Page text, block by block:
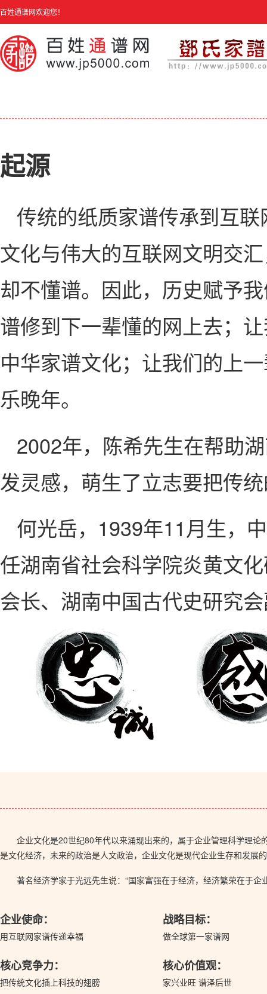
百姓通谱网欢迎您！
起源
传统的纸质家谱传承到互
文化与伟大的互联网文明交
却不懂谱。因此，历史赋予
谱修到下一辈懂的网上去；
中华家谱文化；让我们的上
乐晚年。
2002年，陈希先生在帮助
发灵感，萌生了立志要把传
何光岳，1939年11月生，
任湖南省社会科学院炎黄文
会长、湖南中国古代史研究
企业文化是20世纪80年代以来涌现出来的，属于企业管理科学理
是文化经济，未来的政治是人文政治，企业文化是现代企业生存和发展
著名经济学家于光远先生说：“国家富强在于经济，经济繁荣在于
企业使命：
用互联网家谱传递幸福
核心竞争力：
把传统文化插上科技的翅膀
战略目标：
做全球第一家谱网
核心价值观：
家兴业旺 谱泽后世